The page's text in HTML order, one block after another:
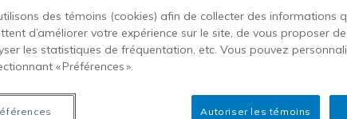
australe
centrale
des témoins (cookies) afin de collecter des informations
d’améliorer votre expérience sur le site, de vous proposer
les statistiques de fréquentation, etc. Vous pouvez
« Préférences ».
Autoriser les témoins